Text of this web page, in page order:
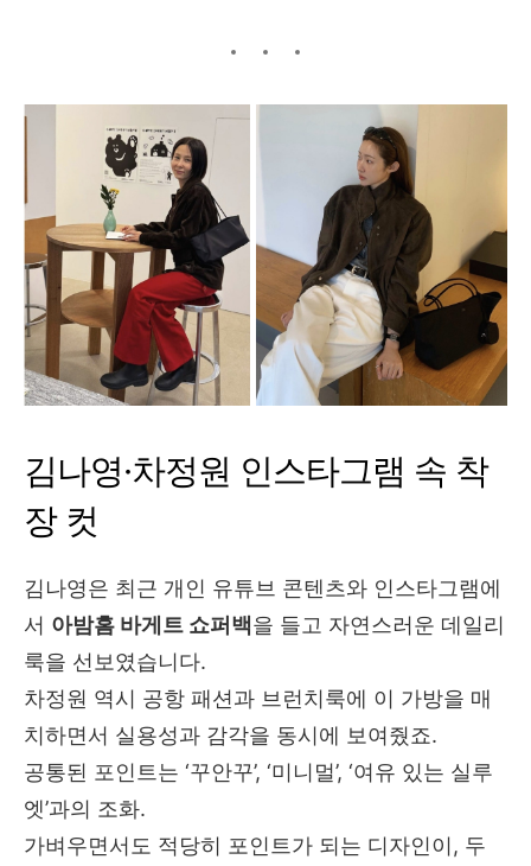
김나영·차정원 인스타그램 속 착
장 컷
김나영은 최근 개인 유튜브 콘텐츠와 인스타그램에
서 아밤홈 바게트 쇼퍼백을 들고 자연스러운 데일리
룩을 선보였습니다.
차정원 역시 공항 패션과 브런치룩에 이 가방을 매
치하면서 실용성과 감각을 동시에 보여줬죠.
공통된 포인트는 ‘꾸안꾸’, ‘미니멀’, ‘여유 있는 실루
엣’과의 조화.
가벼우면서도 적당히 포인트가 되는 디자인이, 두